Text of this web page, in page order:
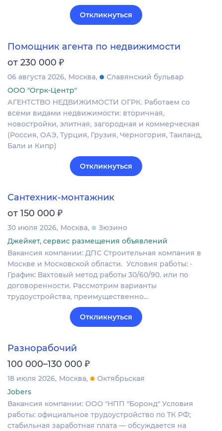
Откликнуться
Помощник агента по недвижимости
от 230 000 ₽
06 августа 2026 Москва
Славянский бульвар
ООО "Огрк-Центр"
АГЕНТСТВО НЕДВИЖИМОСТИ ОГРК. Работаем со
всеми видами недвижимости: вторичная,
новостройки, элитная, загородная и коммерческая
(Россия, ОАЭ, Турция, Грузия, Черногория, Таиланд,
Бали и Кипр)
Откликнуться
Сантехник-монтажник
от 150 000 ₽
30 июля 2026 Москва
Зюзино
Джейкет, сервис размещения объявлений
Вакансия компании: ДПС Строительная компания в
Москве и Московской области. Условия работы: -
График: Вахтовый метод работы 30/60/90. или по
договоренности. Рассмотрим варианты
трудоустройства, преимущественно…
Откликнуться
Разнорабочий
100 000–130 000 ₽
18 июля 2026 Москва
Октябрьская
Jobers
Вакансия компании: ООО "НПП "Боронд" Условия
работы: официальное трудоустройство по ТК РФ;
стабильная заработная плата — обсуждается на